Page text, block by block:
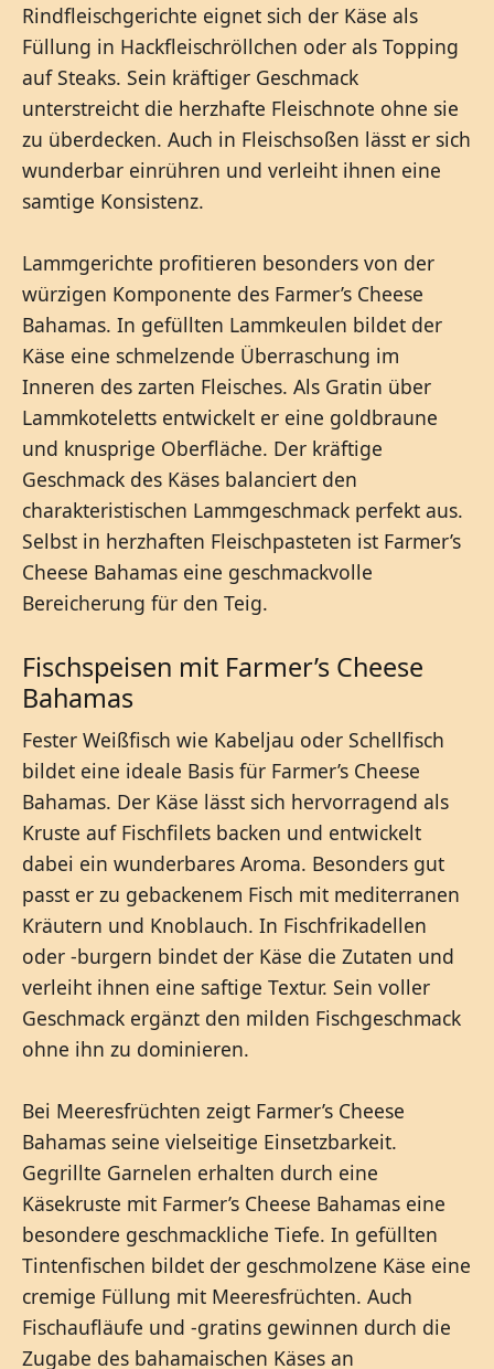
Rindfleischgerichte eignet sich der Käse als
Füllung in Hackfleischröllchen oder als Topping
auf Steaks. Sein kräftiger Geschmack
unterstreicht die herzhafte Fleischnote ohne sie
zu überdecken. Auch in Fleischsoßen lässt er sich
wunderbar einrühren und verleiht ihnen eine
samtige Konsistenz.
Lammgerichte profitieren besonders von der
würzigen Komponente des Farmer’s Cheese
Bahamas. In gefüllten Lammkeulen bildet der
Käse eine schmelzende Überraschung im
Inneren des zarten Fleisches. Als Gratin über
Lammkoteletts entwickelt er eine goldbraune
und knusprige Oberfläche. Der kräftige
Geschmack des Käses balanciert den
charakteristischen Lammgeschmack perfekt aus.
Selbst in herzhaften Fleischpasteten ist Farmer’s
Cheese Bahamas eine geschmackvolle
Bereicherung für den Teig.
Fischspeisen mit Farmer’s Cheese
Bahamas
Fester Weißfisch wie Kabeljau oder Schellfisch
bildet eine ideale Basis für Farmer’s Cheese
Bahamas. Der Käse lässt sich hervorragend als
Kruste auf Fischfilets backen und entwickelt
dabei ein wunderbares Aroma. Besonders gut
passt er zu gebackenem Fisch mit mediterranen
Kräutern und Knoblauch. In Fischfrikadellen
oder -burgern bindet der Käse die Zutaten und
verleiht ihnen eine saftige Textur. Sein voller
Geschmack ergänzt den milden Fischgeschmack
ohne ihn zu dominieren.
Bei Meeresfrüchten zeigt Farmer’s Cheese
Bahamas seine vielseitige Einsetzbarkeit.
Gegrillte Garnelen erhalten durch eine
Käsekruste mit Farmer’s Cheese Bahamas eine
besondere geschmackliche Tiefe. In gefüllten
Tintenfischen bildet der geschmolzene Käse eine
cremige Füllung mit Meeresfrüchten. Auch
Fischaufläufe und -gratins gewinnen durch die
Zugabe des bahamaischen Käses an